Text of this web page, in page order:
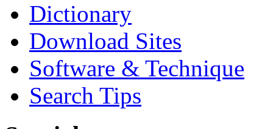
Dictionary
Download Sites
Software & Technique
Search Tips